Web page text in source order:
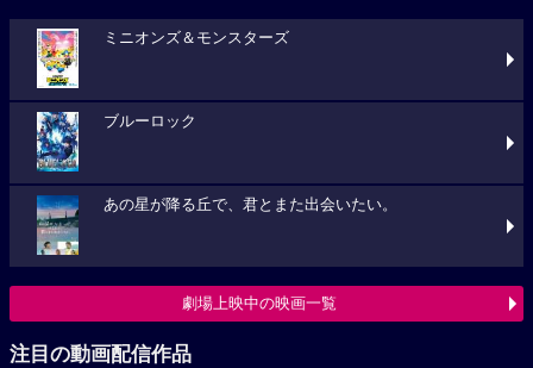
ミニオンズ＆モンスターズ
ブルーロック
あの星が降る丘で、君とまた出会いたい。
劇場上映中の映画一覧
注目の動画配信作品